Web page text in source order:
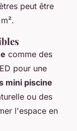
peut être
comme des
pour une
mini piscine
ou des
l'espace en